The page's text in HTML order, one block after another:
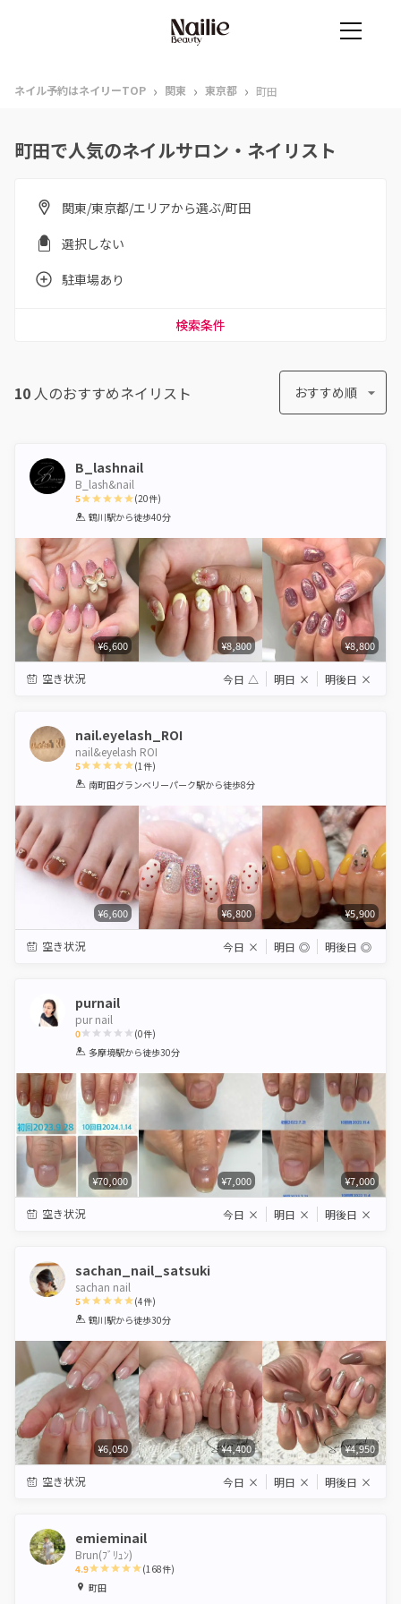
ネイル予約はネイリーTOP › 関東 › 東京都 › 町田
町田で人気のネイルサロン・ネイリスト
関東/東京都/エリアから選ぶ/町田
選択しない
駐車場あり
検索条件
10 人のおすすめネイリスト おすすめ順
B_lashnail
B_lash&nail
5
1 2 3 4 5
(20件)
鶴川駅から徒歩40分
¥6,600 ¥8,800 ¥8,800
空き状況 今日 △ 明日 × 明後日 ×
nail.eyelash_ROI
nail&eyelash ROI
5
1 2 3 4 5
(1件)
南町田グランベリーパーク駅から徒歩8分
¥6,600 ¥6,800 ¥5,900
空き状況 今日 × 明日 ◎ 明後日 ◎
purnail
pur nail
0
1 2 3 4 5
(0件)
多摩境駅から徒歩30分
¥70,000 ¥7,000 ¥7,000
空き状況 今日 × 明日 × 明後日 ×
sachan_nail_satsuki
sachan nail
5
1 2 3 4 5
(4件)
鶴川駅から徒歩30分
¥6,050 ¥4,400 ¥4,950
空き状況 今日 × 明日 × 明後日 ×
emieminail
Brun(ﾌﾞﾘｭﾝ)
4.9
1 2
(168件)
町田